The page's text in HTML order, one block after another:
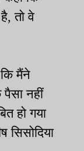
तो वे
मैंने
पैसा नहीं
हो गया
सिसोदिया